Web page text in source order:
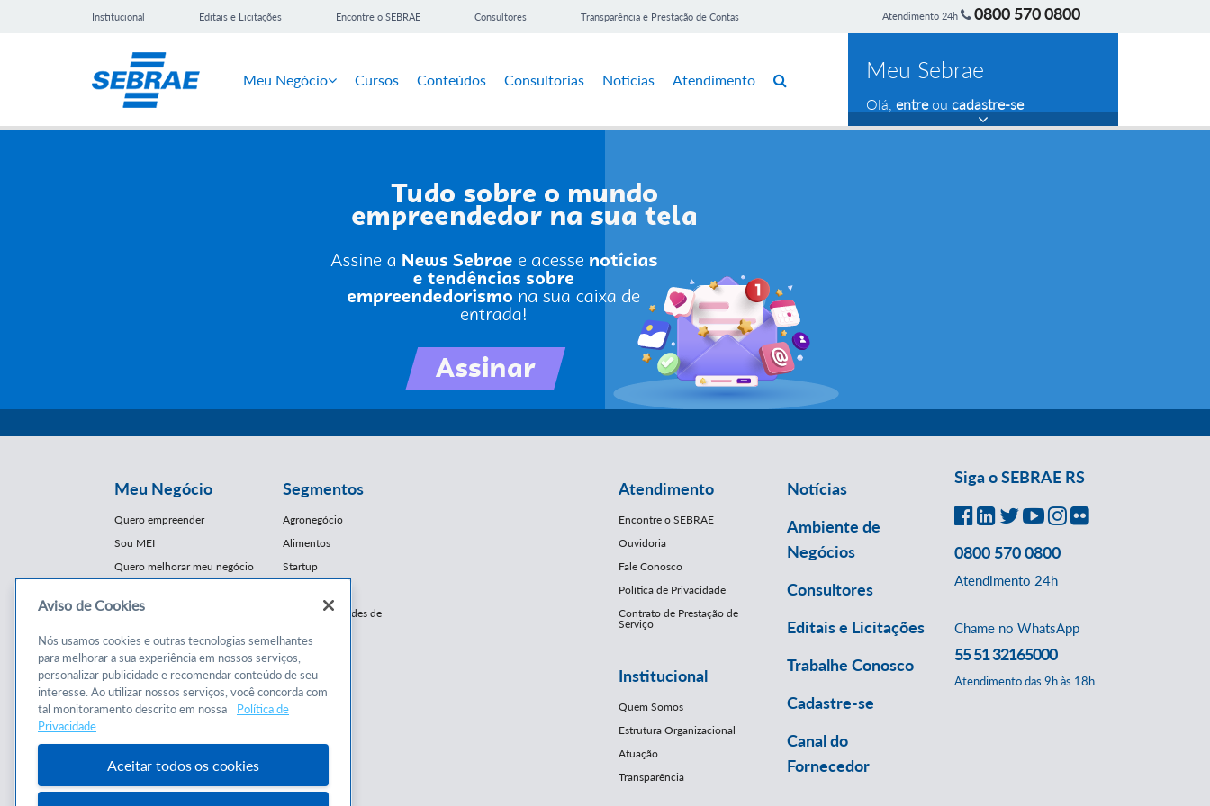
Institucional Editais e Licitações Encontre o SEBRAE Consultores Transparência e Prestação de Contas Atendimento 24h 0800 570 0800
Meu Negócio Cursos Conteúdos Consultorias Notícias Atendimento Meu Sebrae
Olá, entreou cadastre-se
Meu Negócio
Quero empreender
Sou MEI
Quero melhorar meu negócio
Cursos e
Conteúdos
Cursos
Consultorias
Programas
Segmentos
Agronegócio
Alimentos
Startup
Franquias / Redes de
Moda
Moveleiro
Saúde
Turismo
Mercopar
Atendimento
Encontre o SEBRAE
Ouvidoria
Fale Conosco
Política de Privacidade
Contrato de Prestação de
Serviço
Institucional
Quem Somos
Estrutura Organizacional
Atuação
Transparência
Notícias
Ambiente de
Negócios
Consultores
Editais e Licitações
Trabalhe Conosco
Cadastre-se
Canal do
Fornecedor
Siga o SEBRAE RS
0800 570 0800
Atendimento 24h
Chame no WhatsApp
55 51 32165000
Atendimento das 9h às 18h
Aviso de Cookies
Nós usamos cookies e outras tecnologias semelhantes
para melhorar a sua experiência em nossos serviços,
personalizar publicidade e recomendar conteúdo de seu
interesse. Ao utilizar nossos serviços, você concorda com
tal monitoramento descrito em nossa
Política de
Privacidade
Aceitar todos os cookies